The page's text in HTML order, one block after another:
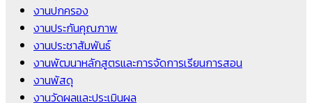
งานปกครอง
งานประกันคุณภาพ
งานประชาสัมพันธ์
งานพัฒนาหลักสูตรและการจัดการเรียนการสอน
งานพัสดุ
งานวัดผลและประเมินผล